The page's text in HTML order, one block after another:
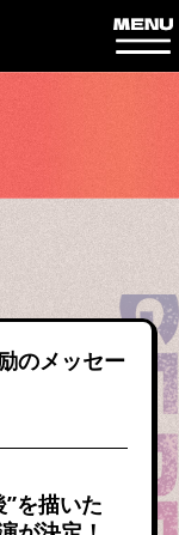
のメッセー
を描いた